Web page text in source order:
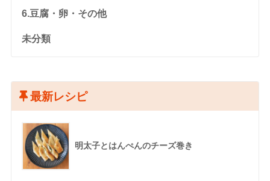
6.豆腐・卵・その他
未分類
最新レシピ
明太子とはんぺんのチーズ巻き